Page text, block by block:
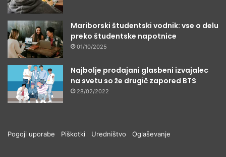
Mariborski študentski vodnik: vse o delu
preko študentske napotnice
01/10/2025
Najbolje prodajani glasbeni izvajalec
na svetu so že drugič zapored BTS
28/02/2022
Pogoji uporabe Piškotki Uredništvo Oglaševanje